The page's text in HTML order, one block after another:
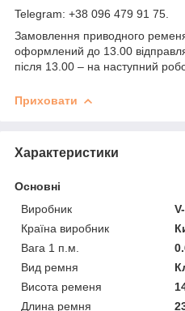
Telegram: +38 096 479 91 75.
Замовлення приводного
оформлений до 13.00
після 13.00 – на наступний
Приховати
Характеристики
Основні
Виробник
Країна виробник
Вага 1 п.м.
Вид ремня
Висота ременя
Длина ремня